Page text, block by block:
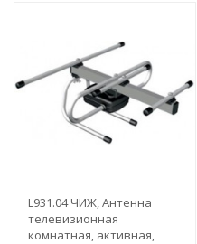
L931.04 ЧИЖ, Антенна
телевизионная
комнатная, активная,